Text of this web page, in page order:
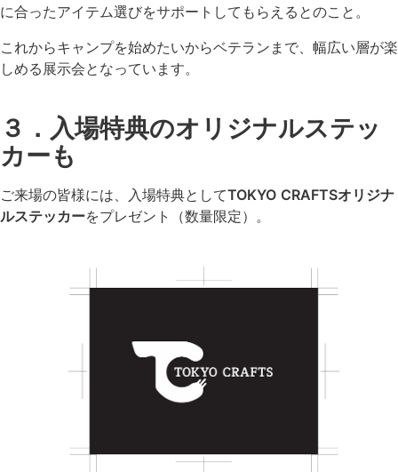
に合ったアイテム選びをサポートしてもらえるとのこと。
これからキャンプを始めたいからベテランまで、幅広い層が楽
しめる展示会となっています。
３．入場特典のオリジナルステッ
カーも
ご来場の皆様には、入場特典としてTOKYO CRAFTSオリジナ
ルステッカーをプレゼント（数量限定）。